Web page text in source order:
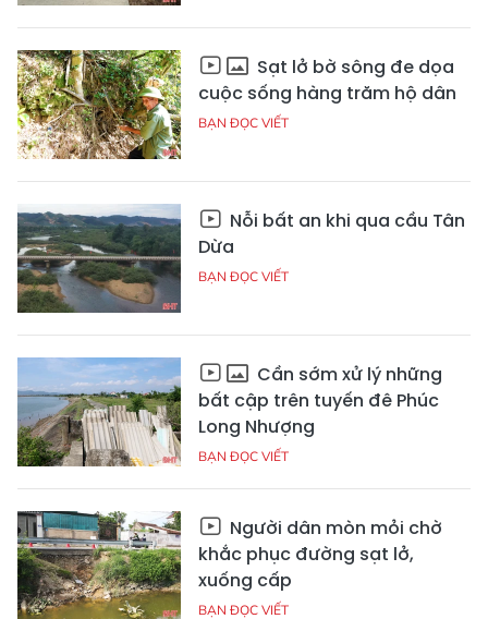
Sạt lở bờ sông đe dọa
cuộc sống hàng trăm hộ dân
BẠN ĐỌC VIẾT
Nỗi bất an khi qua cầu Tân
Dừa
BẠN ĐỌC VIẾT
Cần sớm xử lý những
bất cập trên tuyến đê Phúc
Long Nhượng
BẠN ĐỌC VIẾT
Người dân mòn mỏi chờ
khắc phục đường sạt lở,
xuống cấp
BẠN ĐỌC VIẾT